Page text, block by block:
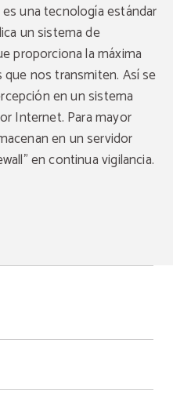
una tecnología estándar
un sistema de
proporciona la máxima
nos transmiten. Así se
en un sistema
Internet. Para mayor
en un servidor
en continua vigilancia.